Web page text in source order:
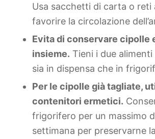
Usa sacchetti di carta o reti
favorire la circolazione
Evita di conservare cipolle
insieme. Tieni i due
sia in dispensa che in
Per le cipolle già tagliate,
contenitori ermetici.
frigorifero per un massimo
settimana per preservarne